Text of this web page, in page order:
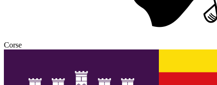
Corse